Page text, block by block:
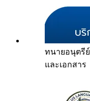
ทนายอนุตรีย์
และเอกสาร